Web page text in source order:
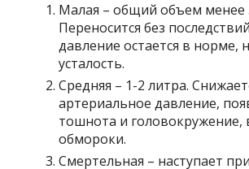
Малая – общий объем менее
Переносится без
давление остается в норме,
усталость.
Средняя – 1-2 литра.
артериальное давление,
тошнота и
обмороки.
Смертельная – наступает